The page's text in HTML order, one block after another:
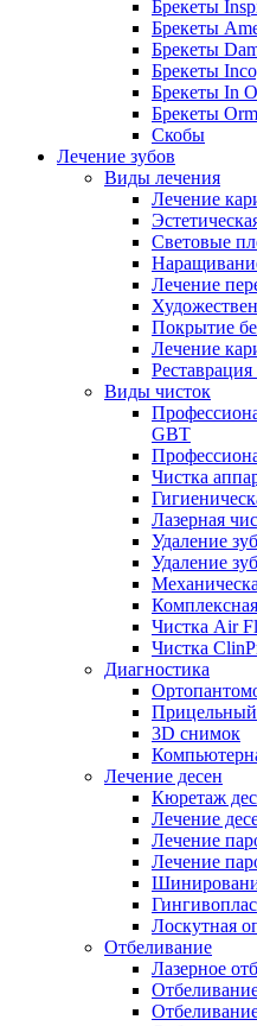
Брекеты
Брекеты
Брекеты
Брекеты
Брекеты In
Брекеты
Скобы
Лечение зубов
Виды лечения
Лечение
Световые
Лечение
Покрытие
Лечение
Виды чисток
GBT
Чистка
Лазерная
Удаление
Удаление
Чистка Air
Чистка
Диагностика
3D снимок
Лечение десен
Кюретаж
Лечение
Лечение
Лечение
Лоскутная
Отбеливание
Лазерное